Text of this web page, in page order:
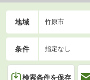
地域 竹原市
条件 指定なし
検索条件を保存